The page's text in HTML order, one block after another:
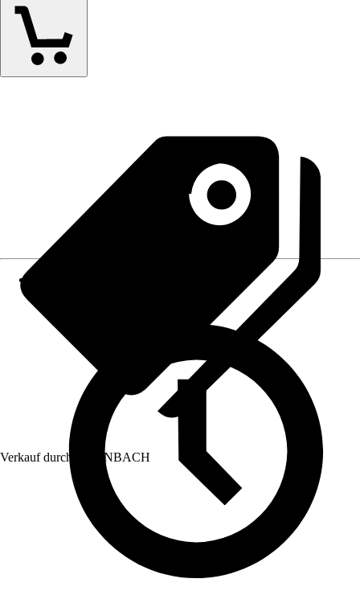
Verkauf durch: HORNBACH